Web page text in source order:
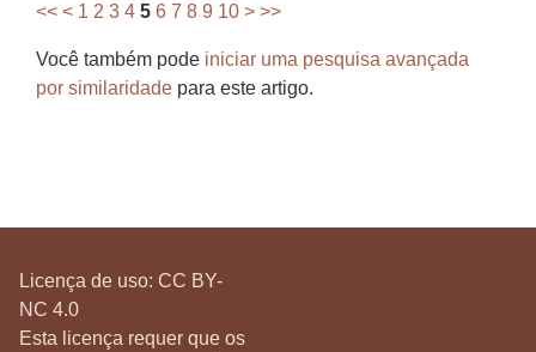
<< < 1 2 3 4 5 6 7 8 9 10 > >>
Você também pode iniciar uma pesquisa avançada
por similaridade para este artigo.
Licença de uso: CC BY-
NC 4.0
Esta licença requer que os